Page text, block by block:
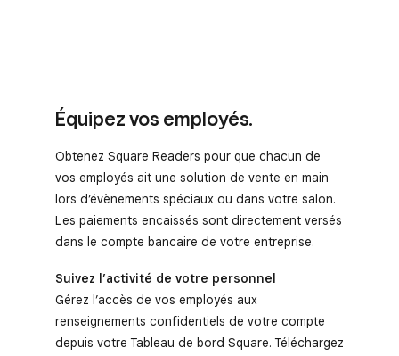
Équipez vos employés.
Obtenez Square Readers pour que chacun de
vos employés ait une solution de vente en main
lors d’évènements spéciaux ou dans votre salon.
Les paiements encaissés sont directement versés
dans le compte bancaire de votre entreprise.
Suivez l’activité de votre personnel
Gérez l’accès de vos employés aux
renseignements confidentiels de votre compte
depuis votre Tableau de bord Square. Téléchargez